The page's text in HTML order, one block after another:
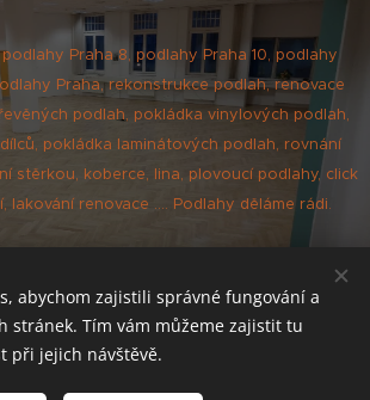
Praha 8, podlahy Praha 10, podlahy
Praha, rekonstrukce podlah, renovace
podlah, pokládka vinylových podlah,
pokládka laminátových podlah, rovnání
stěrkou, koberce, lina, plovoucí podlahy, click
lakování renovace .... Podlahy děláme rádi.
© PODLAHATOR
abychom zajistili správné fungování a
stránek. Tím vám můžeme zajistit tu
při jejich návštěvě.